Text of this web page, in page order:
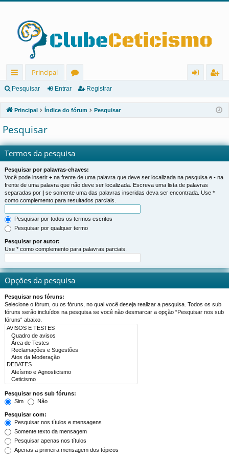
in
ks
rá
pi
d
os
Principal
ór
u
ns
ra
r
ist
ra
Pesquisar Entrar Registrar
Principal Índice do fórum Pesquisar
Pesquisar
Termos da pesquisa
Pesquisar por palavras-chaves:
Você pode inserir + na frente de uma palavra que deve ser localizada na pesquisa e - na
frente de uma palavra que não deve ser localizada. Escreva uma lista de palavras
separadas por
se somente uma das palavras inseridas deva ser encontrada. Use *
como complemento para resultados parciais.
Pesquisar por todos os termos escritos
Pesquisar por qualquer termo
Pesquisar por autor:
Use * como complemento para palavras parciais.
Opções da pesquisa
Pesquisar nos fóruns:
Selecione o fórum, ou os fóruns, no qual você deseja realizar a pesquisa. Todos os sub
fóruns serão incluídos na pesquisa se você não desmarcar a opção “Pesquisar nos sub
fóruns“ abaixo.
Pesquisar nos sub fóruns:
Sim
Não
Pesquisar com:
Pesquisar nos títulos e mensagens
Somente texto da mensagem
Pesquisar apenas nos títulos
Apenas a primeira mensagem dos tópicos